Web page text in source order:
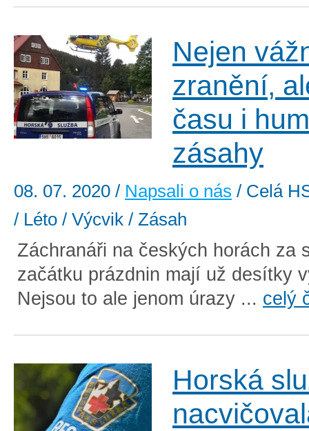
Nejen
zranění,
času i
zásahy
08. 07. 2020 / Napsali o nás / Celá
/ Léto / Výcvik / Zásah
Záchranáři na českých horách za
začátku prázdnin mají už desítky
Nejsou to ale jenom úrazy ... celý
Horská